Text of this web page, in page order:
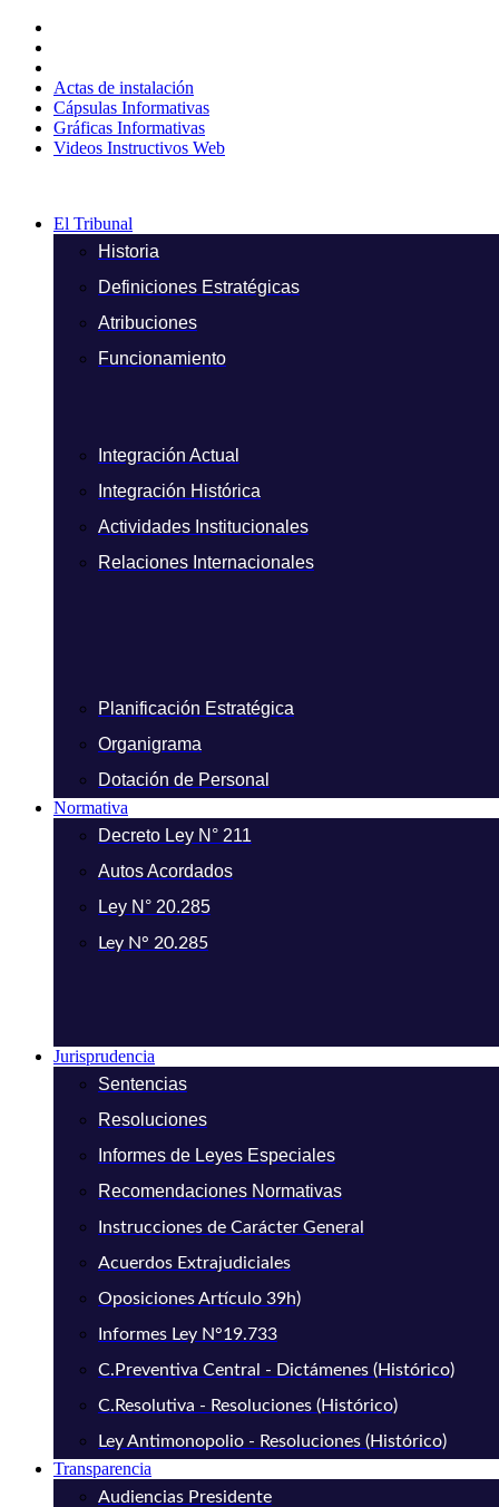
contenido
Actas de instalación
Cápsulas Informativas
Gráficas Informativas
Videos Instructivos Web
El Tribunal
Historia
Definiciones Estratégicas
Atribuciones
Funcionamiento
Integración Actual
Integración Histórica
Actividades Institucionales
Relaciones Internacionales
Planificación Estratégica
Organigrama
Dotación de Personal
Normativa
Decreto Ley N° 211
Autos Acordados
Ley N° 20.285
Ley N° 20.285
Jurisprudencia
Sentencias
Resoluciones
Informes de Leyes Especiales
Recomendaciones Normativas
Instrucciones de Carácter General
Acuerdos Extrajudiciales
Oposiciones Artículo 39h)
Informes Ley N°19.733
C.Preventiva Central - Dictámenes (Histórico)
C.Resolutiva - Resoluciones (Histórico)
Ley Antimonopolio - Resoluciones (Histórico)
Transparencia
Audiencias Presidente